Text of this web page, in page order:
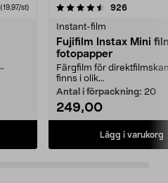
(19,97/st) 926
Instant-film
Fujifilm Instax Mini
fotopapper
Färgfilm för
finns i olik...
Antal i förpackning: 20
249,00
Lägg i varukorg
4.5av 5 stjärnor